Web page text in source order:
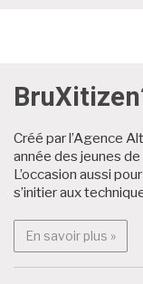
Créé par l’Agence
année des jeunes
L’occasion aussi
s’initier aux
En savoir plus »En